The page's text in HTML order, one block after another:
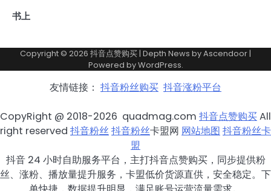
书上
Copyright © 2026 抖音点赞购买| Depth News byAscendoor|
Powered byWordPress.
友情链接： 抖音粉丝购买 抖音涨粉平台
CopyRight @ 2018-2026 quadmag.com 抖音点赞购买All
right reserved 抖音粉丝抖音粉丝卡盟网 网站地图 抖音粉丝卡
盟
抖音 24 小时自助服务平台，主打抖音点赞购买，同步提供粉
丝、涨粉、播放量提升服务，卡盟低价货源直供，安全稳定。下